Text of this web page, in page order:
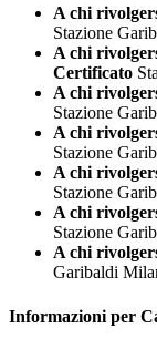
A chi
Stazione
A chi
Certificato
A chi
Stazione
A chi
Stazione
A chi
Stazione
A chi
Stazione
A chi
Garibaldi
Informazioni per